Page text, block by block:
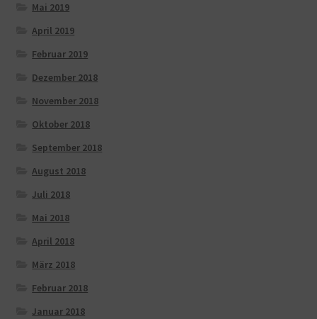
Mai 2019
April 2019
Februar 2019
Dezember 2018
November 2018
Oktober 2018
September 2018
August 2018
Juli 2018
Mai 2018
April 2018
März 2018
Februar 2018
Januar 2018